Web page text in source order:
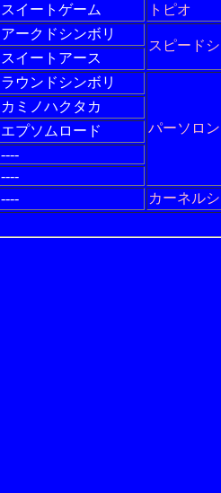
スイートゲーム
トピオ
アークドシンボリ
スピード
スイートアース
ラウンドシンボリ
パーソロン
カミノハクタカ
エプソムロード
----
----
---- カーネル